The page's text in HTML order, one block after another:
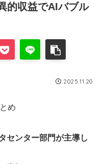
的収益でAIバブル
2025.11.20
センター部門が主導し